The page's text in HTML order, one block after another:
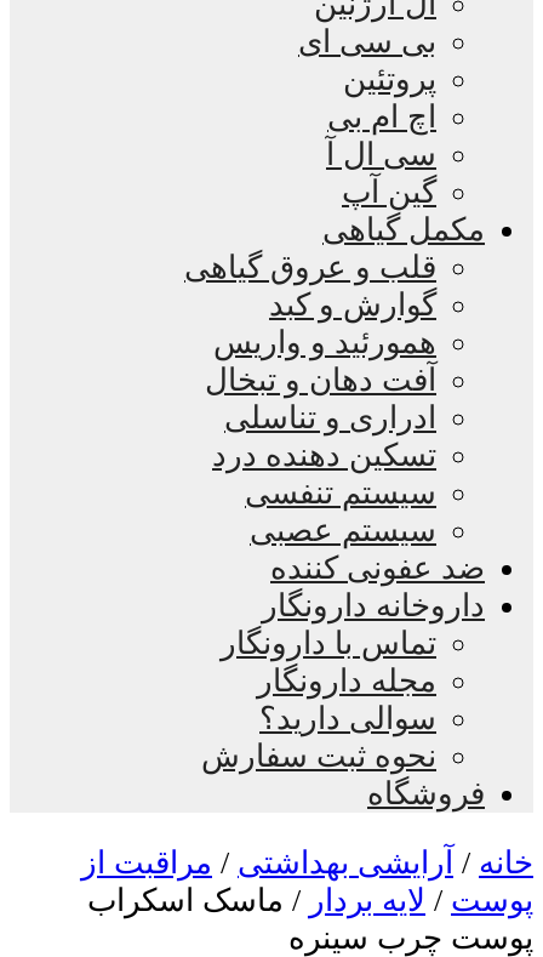
بی سی ای
پروتئین
اچ ام بی
سی ال آ
گین آپ
مکمل گیاهی
قلب و عروق گیاهی
گوارش و کبد
همورئید و واریس
آفت دهان و تبخال
ادراری و تناسلی
تسکین دهنده درد
سیستم تنفسی
سیستم عصبی
ضد عفونی کننده
داروخانه دارونگار
تماس با دارونگار
مجله دارونگار
سوالی دارید؟
نحوه ثبت سفارش
فروشگاه
خانه / آرایشی بهداشتی / مراقبت از
پوست / لایه بردار / ماسک اسکراب
پوست چرب سینره